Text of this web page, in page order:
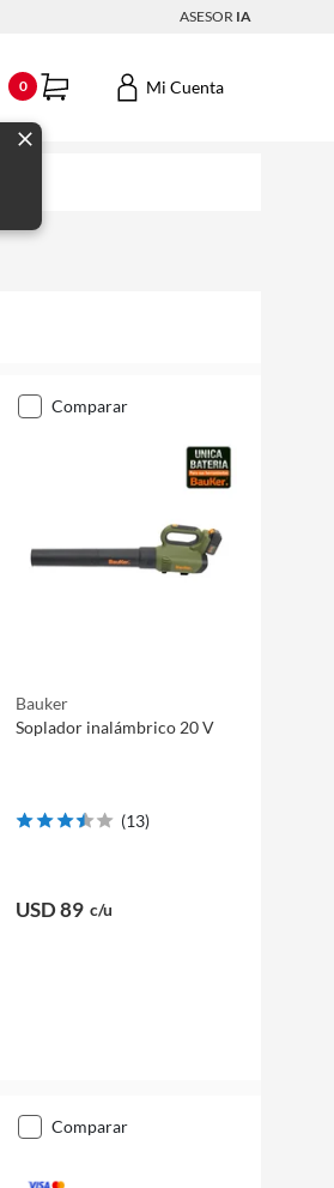
ASESOR IA
0 Mi Cuenta
comparar
Bauker
Soplador inalámbrico 20 V
(13)
USD 89 c/u
comparar